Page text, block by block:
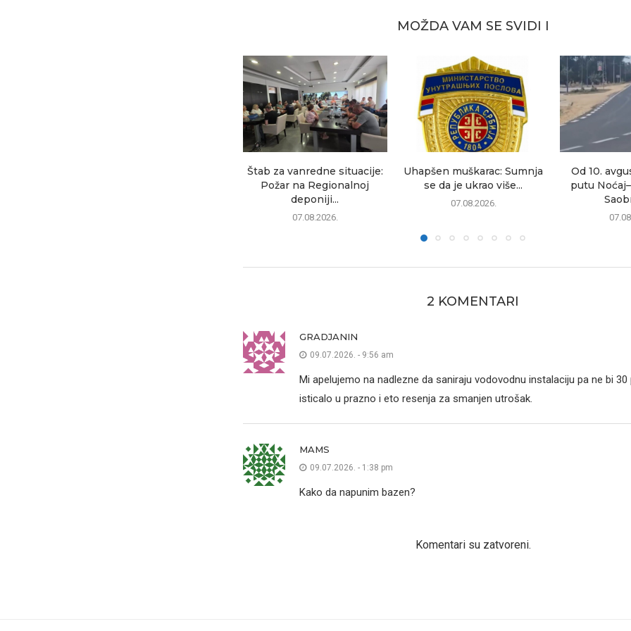
MOŽDA VAM SE SVIDI I
Štab za vanredne situacije:
Požar na Regionalnoj
deponiji...
07.08.2026.
Uhapšen muškarac: Sumnja
se da je ukrao više...
07.08.2026.
Od 10.
putu
2 KOMENTARI
GRADJANIN
09.07.2026. - 9:56 am
Mi apelujemo na nadlezne da saniraju vodovodnu instalaciju pa ne bi
isticalo u prazno i eto resenja za smanjen utrošak.
MAMS
09.07.2026. - 1:38 pm
Kako da napunim bazen?
Komentari su zatvoreni.